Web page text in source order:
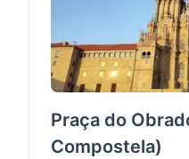
Praça do
Compostela)